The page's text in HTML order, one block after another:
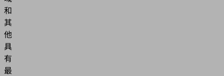
和
其
他
具
有
最